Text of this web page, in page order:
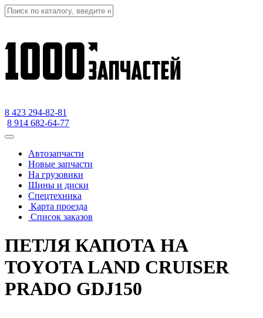
8 423 294-82-81
8 914 682-64-77
Автозапчасти
Новые запчасти
На грузовики
Шины и диски
Спецтехника
Карта проезда
Список заказов
ПЕТЛЯ КАПОТА НА
TOYOTA LAND CRUISER
PRADO GDJ150